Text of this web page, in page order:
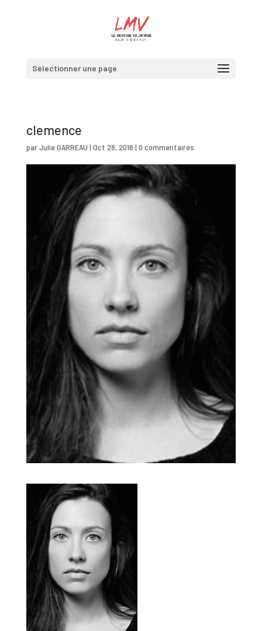
Sélectionner une page
clemence
parJulie GARREAU | Oct 28, 2016 | 0 commentaires